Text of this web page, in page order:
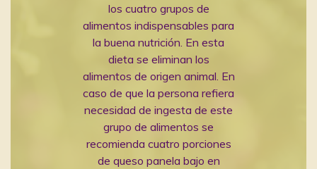
los cuatro grupos de
alimentos indispensables para
la buena nutrición. En esta
dieta se eliminan los
alimentos de origen animal. En
caso de que la persona refiera
necesidad de ingesta de este
grupo de alimentos se
recomienda cuatro porciones
de queso panela bajo en